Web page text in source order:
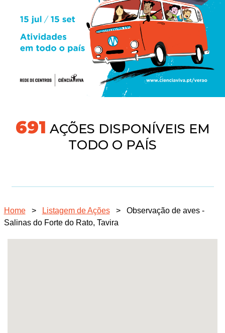
718 AÇÕES DISPONÍVEIS EM
TODO O PAÍS
Home > Listagem de Ações >
Observação de aves -
Salinas do Forte do Rato, Tavira